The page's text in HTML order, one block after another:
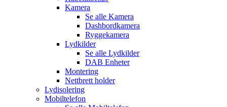
Kamera
Se alle Kamera
Dashbordkamera
Ryggekamera
Lydkilder
Se alle Lydkilder
DAB Enheter
Montering
Nettbrett holder
Lydisolering
Mobiltelefon